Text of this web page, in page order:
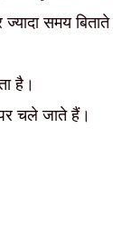
समय बिताते
है।
चले जाते हैं।